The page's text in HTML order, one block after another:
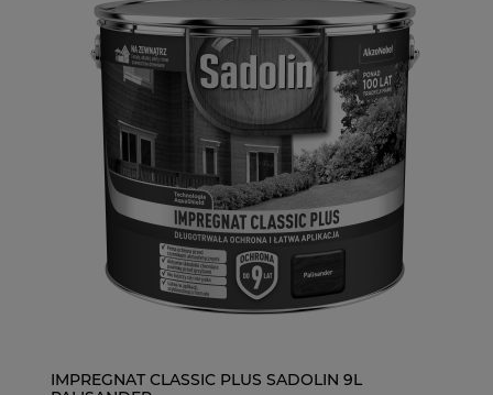
IMPREGNAT CLASSIC PLUS SADOLIN 9L
Tikkurila Anti-Reflex White 2 Farba Biała 10l